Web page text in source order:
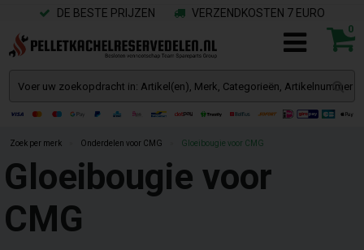
DE BESTE PRIJZEN VERZENDKOSTEN 7 EURO
0
Zoek per merk Onderdelen voor CMG Gloeibougie voor CMG
Gloeibougie voor
CMG